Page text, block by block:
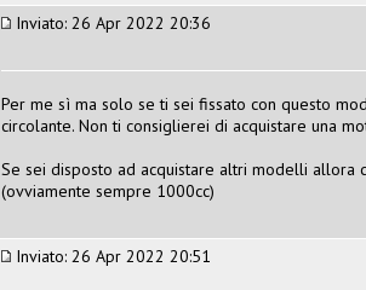
Inviato: 26 Apr 2022 20:36
Per me sì ma solo se ti sei fissato con questo
circolante. Non ti consiglierei di acquistare una
Se sei disposto ad acquistare altri modelli
(ovviamente sempre 1000cc)
Inviato: 26 Apr 2022 20:51